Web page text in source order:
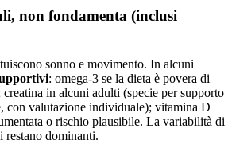
non fondamenta (inclusi
sonno e movimento. In alcuni
: omega-3 se la dieta è povera di
creatina in alcuni adulti (specie per supporto
con valutazione individuale); vitamina D
o rischio plausibile. La variabilità di
restano dominanti.